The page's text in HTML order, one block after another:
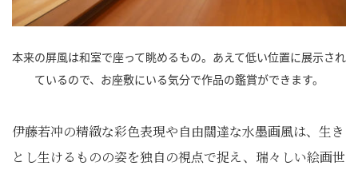
本来の屏風は和室で座って眺めるもの。あえて低い位置に展示され
ているので、お座敷にいる気分で作品の鑑賞ができます。
伊藤若冲の精緻な彩色表現や自由闊達な水墨画風は、生き
とし生けるものの姿を独自の視点で捉え、瑞々しい絵画世